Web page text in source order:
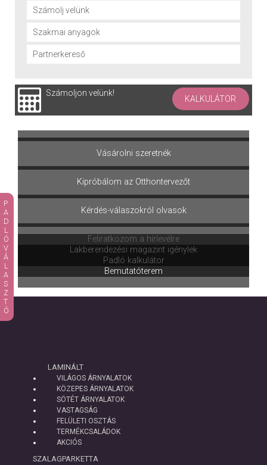
Számolj velünk
Szakmai anyagok
Partnerkereső
Számoljon velünk!
KALKULÁTOR
Vásárolni szeretnék
Kipróbálom az Otthontervezőt
Kérdés-válaszokról olvasok
Feliratkozom a hírlevélre
Lakberendezési magazint igénylek
Padló kalkulátor
Bemutatóterem
PADLÓVÁLASZTÓ
LAMINÁLT
VILÁGOS ÁRNYALATOK
KÖZEPES ÁRNYALATOK
SÖTÉT ÁRNYALATOK
VASTAGSÁG
FELÜLETI OSZTÁS
TERMÉKCSALÁDOK
AKCIÓS
SZALAGPARKETTA